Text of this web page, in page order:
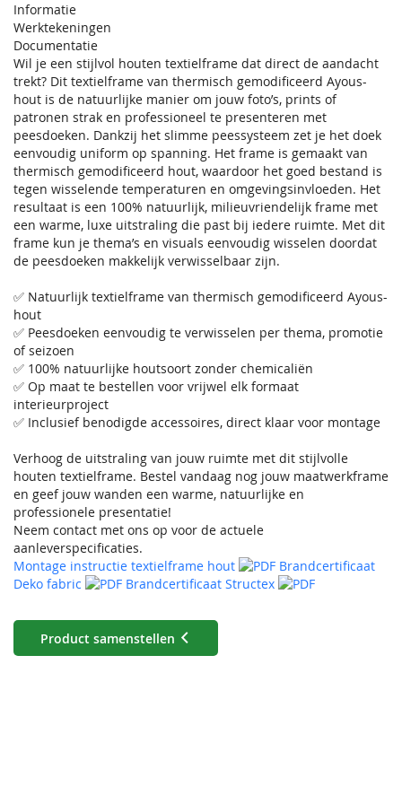
Informatie
Werktekeningen
Documentatie
Wil je een stijlvol houten textielframe dat direct de aandacht
trekt? Dit textielframe van thermisch gemodificeerd Ayous-
hout is de natuurlijke manier om jouw foto’s, prints of
patronen strak en professioneel te presenteren met
peesdoeken. Dankzij het slimme peessysteem zet je het doek
eenvoudig uniform op spanning. Het frame is gemaakt van
thermisch gemodificeerd hout, waardoor het goed bestand is
tegen wisselende temperaturen en omgevingsinvloeden. Het
resultaat is een 100% natuurlijk, milieuvriendelijk frame met
een warme, luxe uitstraling die past bij iedere ruimte. Met dit
frame kun je thema’s en visuals eenvoudig wisselen doordat
de peesdoeken makkelijk verwisselbaar zijn.
✅ Natuurlijk textielframe van thermisch gemodificeerd Ayous-
hout
✅ Peesdoeken eenvoudig te verwisselen per thema, promotie
of seizoen
✅ 100% natuurlijke houtsoort zonder chemicaliën
✅ Op maat te bestellen voor vrijwel elk formaat
interieurproject
✅ Inclusief benodigde accessoires, direct klaar voor montage
Verhoog de uitstraling van jouw ruimte met dit stijlvolle
houten textielframe. Bestel vandaag nog jouw maatwerkframe
en geef jouw wanden een warme, natuurlijke en
professionele presentatie!
Neem contact met ons op voor de actuele
aanleverspecificaties.
Montage instructie textielframe hout
Brandcertificaat
Deko fabric
Brandcertificaat Structex
Product samenstellen